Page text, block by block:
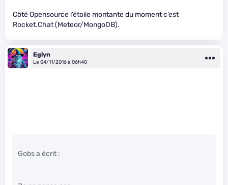
Côté Opensource l’étoile montante du moment c’est
Rocket.Chat (Meteor/MongoDB).
Eglyn
Le 04/11/2016 à 06h40
Gobs a écrit :